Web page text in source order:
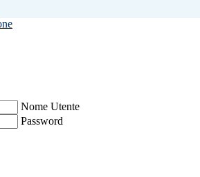
Nome Utente
Password